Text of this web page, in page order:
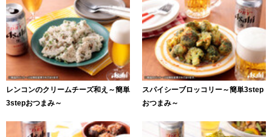
レンコンのクリームチーズ和え～簡単
3stepおつまみ～
スパイシーブロッコリー～簡単3step
おつまみ～